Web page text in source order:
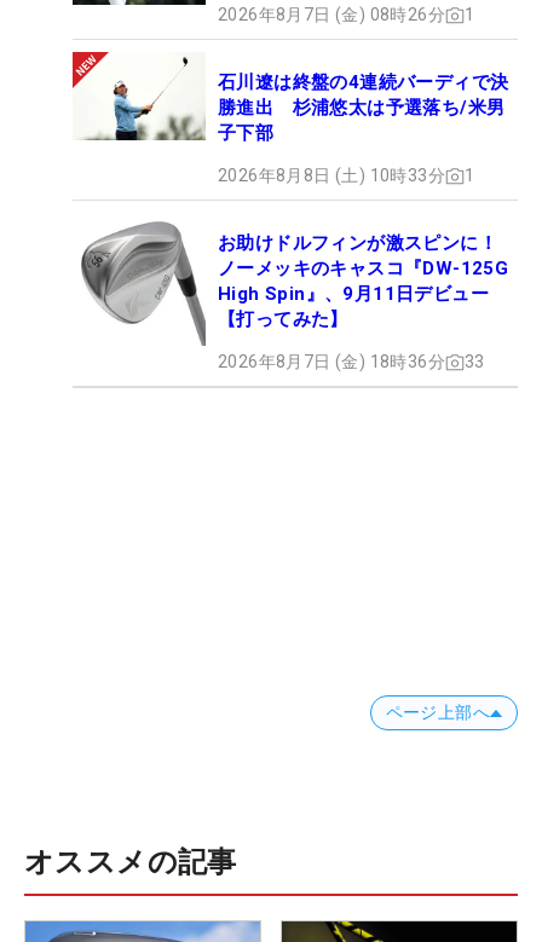
2026年8月7日 (金) 08時26分 1
石川遼は終盤の4連続バーディで決
勝進出 杉浦悠太は予選落ち/米男
子下部
2026年8月8日 (土) 10時33分 1
お助けドルフィンが激スピンに！
ノーメッキのキャスコ『DW-125G
High Spin』、9月11日デビュー
【打ってみた】
2026年8月7日 (金) 18時36分 33
ページ上部へ
オススメの記事